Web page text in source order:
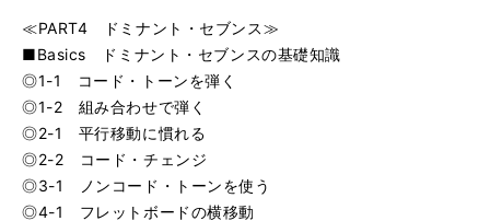
≪PART4 ドミナント・セブンス≫
■Basics ドミナント・セブンスの基礎知識
◎1-1 コード・トーンを弾く
◎1-2 組み合わせで弾く
◎2-1 平行移動に慣れる
◎2-2 コード・チェンジ
◎3-1 ノンコード・トーンを使う
◎4-1 フレットボードの横移動